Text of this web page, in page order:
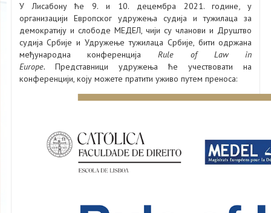
У Лисабону ће 9. и 10. децембра 2021. године,у
организацији Европског удружења судија и тужилаца за
демократију и слободе МЕДЕЛ, чији су чланови и Друштво
судија Србије и Удружење тужилаца Србије, бити одржана
међународна конференцијаRule of Law in
Europe. Представници удружења ће учествовати на
конференцији, коју можете пратити уживо путем преноса: